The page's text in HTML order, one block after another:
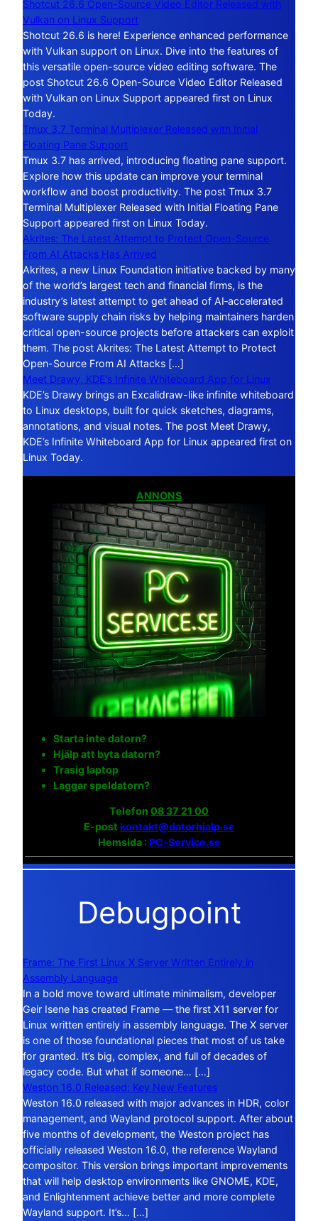
Shotcut 26.6 Open-Source Video Editor Released with
Vulkan on Linux Support
Shotcut 26.6 is here! Experience enhanced performance
with Vulkan support on Linux. Dive into the features of
this versatile open-source video editing software. The
post Shotcut 26.6 Open-Source Video Editor Released
with Vulkan on Linux Support appeared first on Linux
Today.
Tmux 3.7 Terminal Multiplexer Released with Initial
Floating Pane Support
Tmux 3.7 has arrived, introducing floating pane support.
Explore how this update can improve your terminal
workflow and boost productivity. The post Tmux 3.7
Terminal Multiplexer Released with Initial Floating Pane
Support appeared first on Linux Today.
Akrites: The Latest Attempt to Protect Open-Source
From AI Attacks Has Arrived
Akrites, a new Linux Foundation initiative backed by many
of the world’s largest tech and financial firms, is the
industry’s latest attempt to get ahead of AI‑accelerated
software supply chain risks by helping maintainers harden
critical open-source projects before attackers can exploit
them. The post Akrites: The Latest Attempt to Protect
Open-Source From AI Attacks […]
Meet Drawy, KDE’s Infinite Whiteboard App for Linux
KDE’s Drawy brings an Excalidraw-like infinite whiteboard
to Linux desktops, built for quick sketches, diagrams,
annotations, and visual notes. The post Meet Drawy,
KDE’s Infinite Whiteboard App for Linux appeared first on
Linux Today.
ANNONS
Starta inte datorn?
Hjälp att byta datorn?
Trasig laptop
Laggar speldatorn?
Telefon 08 37 21 00
E-post kontakt@datorhjalp.se
Hemsida : PC-Service.se
Debugpoint
Frame: The First Linux X Server Written Entirely in
Assembly Language
In a bold move toward ultimate minimalism, developer
Geir Isene has created Frame — the first X11 server for
Linux written entirely in assembly language. The X server
is one of those foundational pieces that most of us take
for granted. It’s big, complex, and full of decades of
legacy code. But what if someone… […]
Weston 16.0 Released: Key New Features
Weston 16.0 released with major advances in HDR, color
management, and Wayland protocol support. After about
five months of development, the Weston project has
officially released Weston 16.0, the reference Wayland
compositor. This version brings important improvements
that will help desktop environments like GNOME, KDE,
and Enlightenment achieve better and more complete
Wayland support. It’s… […]